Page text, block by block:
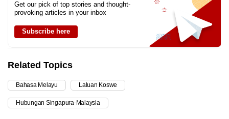
Get our pick of top stories and thought-
provoking articles in your inbox
Subscribe here
Related Topics
Bahasa Melayu Laluan Koswe
Hubungan Singapura-Malaysia